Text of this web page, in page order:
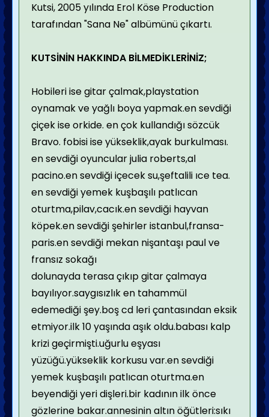
Kutsi, 2005 yılında Erol Köse Production
tarafından "Sana Ne" albümünü çıkartı.
KUTSİNİN HAKKINDA BİLMEDİKLERİNİZ;
Hobileri ise gitar çalmak,playstation
oynamak ve yağlı boya yapmak.en sevdiği
çiçek ise orkide. en çok kullandığı sözcük
Bravo. fobisi ise yükseklik,ayak burkulması.
en sevdiği oyuncular julia roberts,al
pacino.en sevdiği içecek su,şeftalili ıce tea.
en sevdiği yemek kuşbaşılı patlıcan
oturtma,pilav,cacık.en sevdiği hayvan
köpek.en sevdiği şehirler istanbul,fransa-
paris.en sevdiği mekan nişantaşı paul ve
fransız sokağı
dolunayda terasa çıkıp gitar çalmaya
bayılıyor.saygısızlık en tahammül
edemediği şey.boş cd leri çantasından eksik
etmiyor.ilk 10 yaşında aşık oldu.babası kalp
krizi geçirmişti.uğurlu eşyası
yüzüğü.yükseklik korkusu var.en sevdiği
yemek kuşbaşılı patlıcan oturtma.en
beyendiği yeri dişleri.bir kadının ilk önce
gözlerine bakar.annesinin altın öğütleri:sıkı